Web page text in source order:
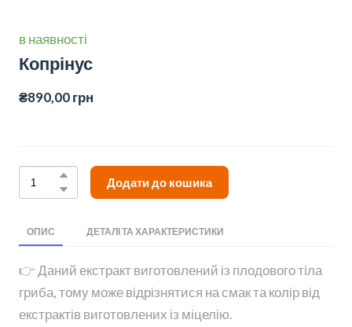
в наявності
Копрінус
₴890,00 грн
Додати до кошика
ОПИС ДЕТАЛІ ТА ХАРАКТЕРИСТИКИ
👉 Даний екстракт виготовлений із плодового тіла
гриба, тому може відрізнятися на смак та колір від
екстрактів виготовлених із міцелію.